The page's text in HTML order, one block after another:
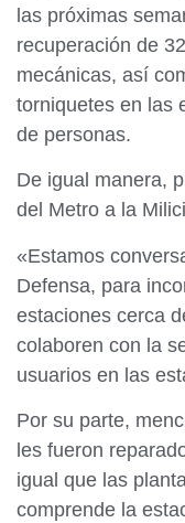
las próximas
recuperación de
mecánicas, así
torniquetes en las
de personas.
De igual manera,
del Metro a la
«Estamos
Defensa, para
estaciones cerca
colaboren con la
usuarios en las
Por su parte,
les fueron
igual que las
comprende la